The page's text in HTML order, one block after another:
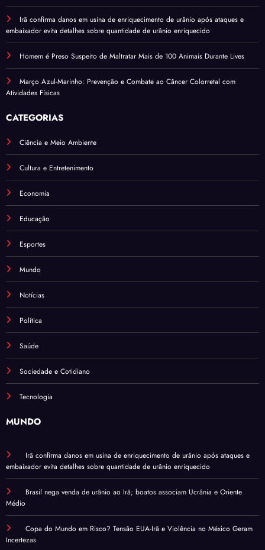
Irã confirma danos em usina de enriquecimento de urânio após ataques e
embaixador evita detalhes sobre quantidade de urânio enriquecido
Homem é Preso Suspeito de Maltratar Mais de 100 Animais Durante Lives
Março Azul-Marinho: Prevenção e Combate ao Câncer Colorretal com
Atividades Físicas
CATEGORIAS
Ciência e Meio Ambiente
Cultura e Entretenimento
Economia
Educação
Esportes
Mundo
Notícias
Política
Saúde
Sociedade e Cotidiano
Tecnologia
MUNDO
Irã confirma danos em usina de enriquecimento de urânio após ataques e
embaixador evita detalhes sobre quantidade de urânio enriquecido
Brasil nega venda de urânio ao Irã; boatos associam Ucrânia e Oriente
Médio
Copa do Mundo em Risco? Tensão EUA-Irã e Violência no México Geram
Incertezas